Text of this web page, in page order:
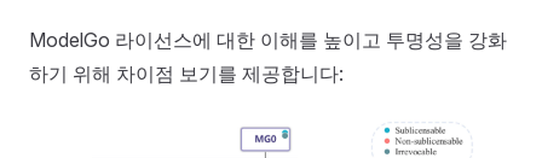
ModelGo 라이선스에 대한 이해를 높이고 투명성을 강화
하기 위해 차이점 보기를 제공합니다: